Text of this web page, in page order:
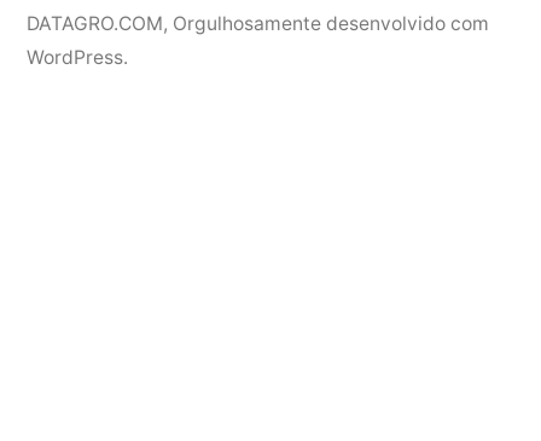
DATAGRO.COM, Orgulhosamente desenvolvido com
WordPress.